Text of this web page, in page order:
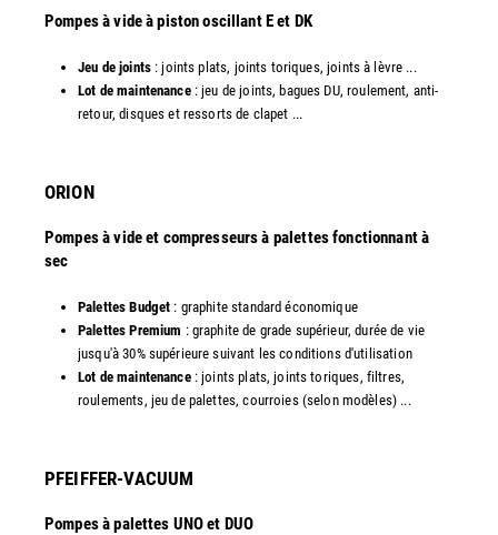
​Pompes à vide à piston oscillant E et DK
Jeu de joints: joints plats, joints toriques, joints à lèvre ...
Lot de maintenance: jeu de joints, bagues DU, roulement, anti-
retour, disques et ressorts de clapet ...​
ORION
Pompes à vide et compresseurs à palettes fonctionnant à
sec
Palettes Budget : graphite standard économique
Palettes Premium : graphite de grade supérieur, durée de vie
jusqu'à 30% supérieure suivant les conditions d'utilisation
Lot de maintenance: joints plats, joints toriques, filtres,
roulements, jeu de palettes, courroies (selon modèles) ...​
PFEIFFER-VACUUM
Pompes à palettes UNO et DUO